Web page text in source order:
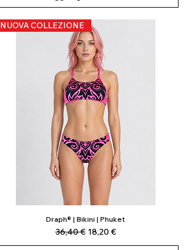
Vista rapida
NUOVA COLLEZIONE
Draph® | Bikini | Phuket
Prezzo regolare
36,40 € Prezzo scontato
18,20 €